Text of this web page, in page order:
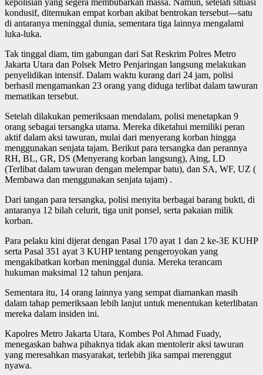
kepolisian yang segera membubarkan massa. Namun, setelah situasi
kondusif, ditemukan empat korban akibat bentrokan tersebut—satu
di antaranya meninggal dunia, sementara tiga lainnya mengalami
luka-luka.
Tak tinggal diam, tim gabungan dari Sat Reskrim Polres Metro
Jakarta Utara dan Polsek Metro Penjaringan langsung melakukan
penyelidikan intensif. Dalam waktu kurang dari 24 jam, polisi
berhasil mengamankan 23 orang yang diduga terlibat dalam tawuran
mematikan tersebut.
Setelah dilakukan pemeriksaan mendalam, polisi menetapkan 9
orang sebagai tersangka utama. Mereka diketahui memiliki peran
aktif dalam aksi tawuran, mulai dari menyerang korban hingga
menggunakan senjata tajam. Berikut para tersangka dan perannya
RH, BL, GR, DS (Menyerang korban langsung), Aing, LD
(Terlibat dalam tawuran dengan melempar batu), dan SA, WF, UZ (
Membawa dan menggunakan senjata tajam) .
Dari tangan para tersangka, polisi menyita berbagai barang bukti, di
antaranya 12 bilah celurit, tiga unit ponsel, serta pakaian milik
korban.
Para pelaku kini dijerat dengan Pasal 170 ayat 1 dan 2 ke-3E KUHP
serta Pasal 351 ayat 3 KUHP tentang pengeroyokan yang
mengakibatkan korban meninggal dunia. Mereka terancam
hukuman maksimal 12 tahun penjara.
Sementara itu, 14 orang lainnya yang sempat diamankan masih
dalam tahap pemeriksaan lebih lanjut untuk menentukan keterlibatan
mereka dalam insiden ini.
Kapolres Metro Jakarta Utara, Kombes Pol Ahmad Fuady,
menegaskan bahwa pihaknya tidak akan mentolerir aksi tawuran
yang meresahkan masyarakat, terlebih jika sampai merenggut
nyawa.